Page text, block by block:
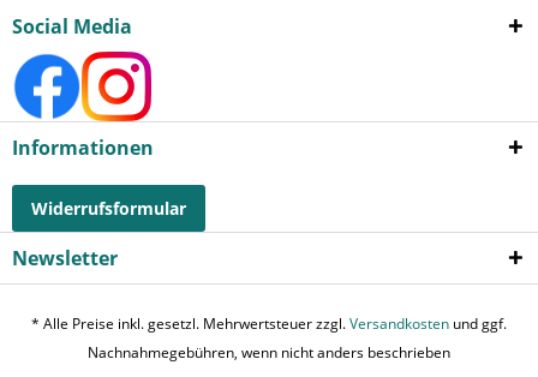
Social Media
Informationen
Widerrufsformular
Newsletter
* Alle Preise inkl. gesetzl. Mehrwertsteuer zzgl.Versandkosten und ggf.
Nachnahmegebühren, wenn nicht anders beschrieben